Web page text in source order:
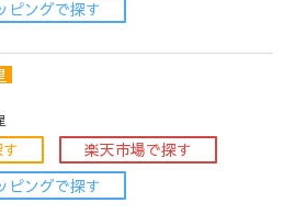
ピングで探す
楽天市場で探す
ピングで探す